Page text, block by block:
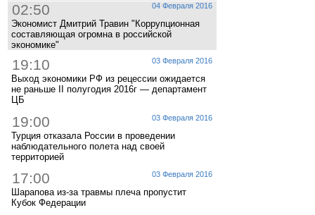
04 Февраля 2016
02:50
Экономист Дмитрий Травин "Коррупционная
составляющая огромна в российской
экономике"
03 Февраля 2016
19:10
Выход экономики РФ из рецессии ожидается
не раньше II полугодия 2016г — департамент
ЦБ
03 Февраля 2016
19:00
Турция отказала России в проведении
наблюдательного полета над своей
территорией
03 Февраля 2016
17:00
Шарапова из-за травмы плеча пропустит
Кубок Федерации